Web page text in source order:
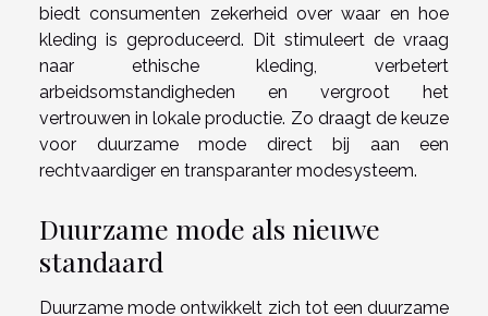
biedt consumenten zekerheid over waar en hoe
kleding is geproduceerd. Dit stimuleert de vraag
naar ethische kleding, verbetert
arbeidsomstandigheden en vergroot het
vertrouwen in lokale productie. Zo draagt de keuze
voor duurzame mode direct bij aan een
rechtvaardiger en transparanter modesysteem.
Duurzame mode als nieuwe
standaard
Duurzame mode ontwikkelt zich tot een duurzame